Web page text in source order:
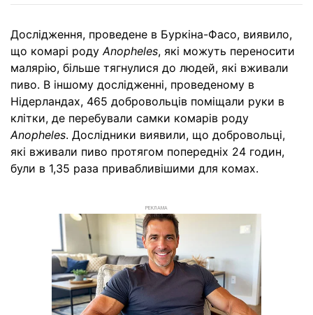
Дослідження, проведене в Буркіна-Фасо, виявило,
що комарі роду Anopheles, які можуть переносити
малярію, більше тягнулися до людей, які вживали
пиво. В іншому дослідженні, проведеному в
Нідерландах, 465 добровольців поміщали руки в
клітки, де перебували самки комарів роду
Anopheles. Дослідники виявили, що добровольці,
які вживали пиво протягом попередніх 24 годин,
були в 1,35 раза привабливішими для комах.
РЕКЛАМА